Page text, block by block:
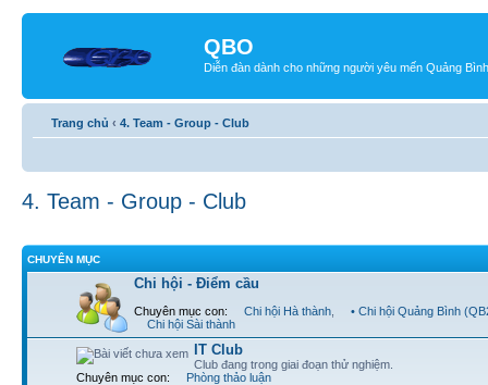
QBO
Diễn đàn dành cho những người yêu mến Quảng Bình
Trang chủ ‹ 4. Team - Group - Club
4. Team - Group - Club
CHUYÊN MỤC
Chi hội - Điểm cầu
Chuyên mục con: Chi hội Hà thành
• Chi hội Quảng Bình
Chi hội Sài thành
IT Club
Club đang trong giai đoạn thử nghiệm.
Chuyên mục con:
Phòng thảo luận